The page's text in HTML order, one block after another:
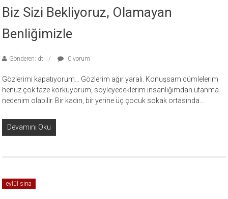
Biz Sizi Bekliyoruz, Olamayan
Benliğimizle
Gönderen: dt 0 yorum
Gözlerimi kapatıyorum… Gözlerim ağır yaralı. Konuşsam cümlelerim
henüz çok taze korkuyorum, söyleyeceklerim insanlığımdan utanma
nedenim olabilir. Bir kadın, bir yerine üç çocuk sokak ortasında…
Devamını Oku
eylül sina